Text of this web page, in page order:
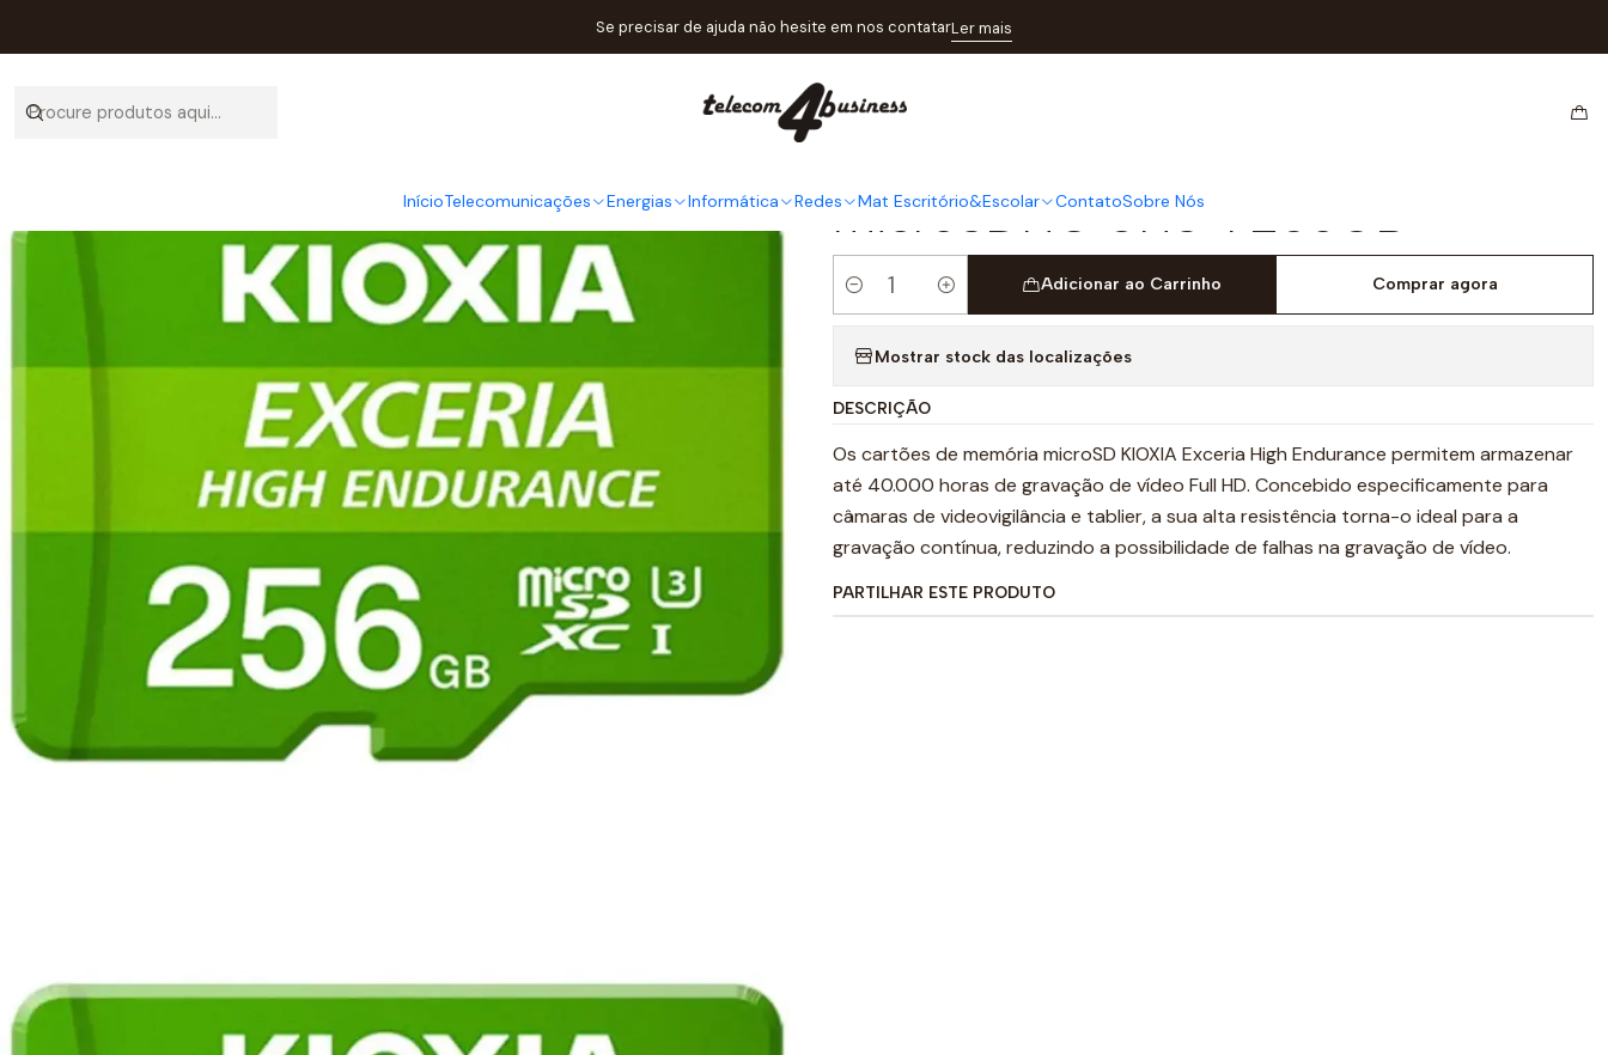
InícioTelecomunicações Energias Informática Redes Mat Escritório&Escolar ContatoSobre Nós
Se precisar de ajuda não hesite em nos contatarLer mais
Cartão Memória Cartão Memória Kioxia Exceria High Endurance C10 V10 A1 microSDHC UHS-I 256GB
|Cartão Memória Kioxia Exceria
microSDHC UHS-I 256GB
Quantidade
Adicionar ao Carrinho Comprar agora
Mostrar stock das localizações
DESCRIÇÃO
Os cartões de memória microSD KIOXIA Exceria High Endurance permitem armazenar
até 40.000 horas de gravação de vídeo Full HD. Concebido especificamente para
câmaras de videovigilância e tablier, a sua alta resistência torna-o ideal para a
gravação contínua, reduzindo a possibilidade de falhas na gravação de vídeo.
PARTILHAR ESTE PRODUTO